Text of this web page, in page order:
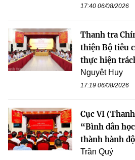
17:40 06/08/2026
Thanh tra
thiện Bộ tiêu
thực hiện
Nguyệt Huy
17:19 06/08/2026
Cục VI
“Bình dân
thành hành
Trần Quý